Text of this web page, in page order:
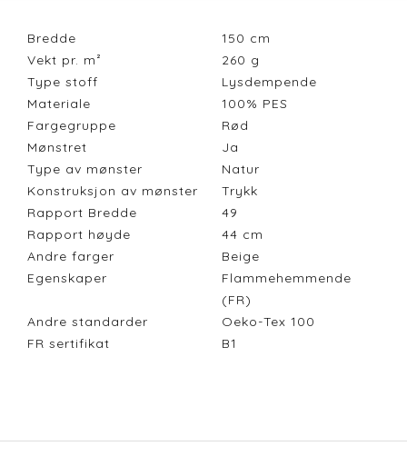
Bredde 150 cm
Vekt pr. m²
260 g
Type stoff
Lysdempende
Materiale
100% PES
Fargegruppe
Rød
Mønstret
Ja
Type av mønster
Natur
Konstruksjon av mønster
Trykk
Rapport Bredde
49
Rapport høyde
44 cm
Andre farger
Beige
Egenskaper
Flammehemmende
(FR)
Andre standarder
Oeko-Tex 100
FR sertifikat
B1